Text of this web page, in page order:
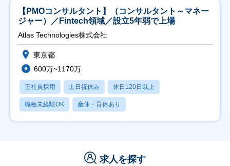
【PMOコンサルタント】（コンサルタント～マネー
ジャー）／Fintech領域／設立5年弱で上場
Atlas Technologies株式会社
東京都
600万~1170万
正社員採用 土日祝休み 休日120日以上
職種未経験OK 産休・育休あり
求人を探す